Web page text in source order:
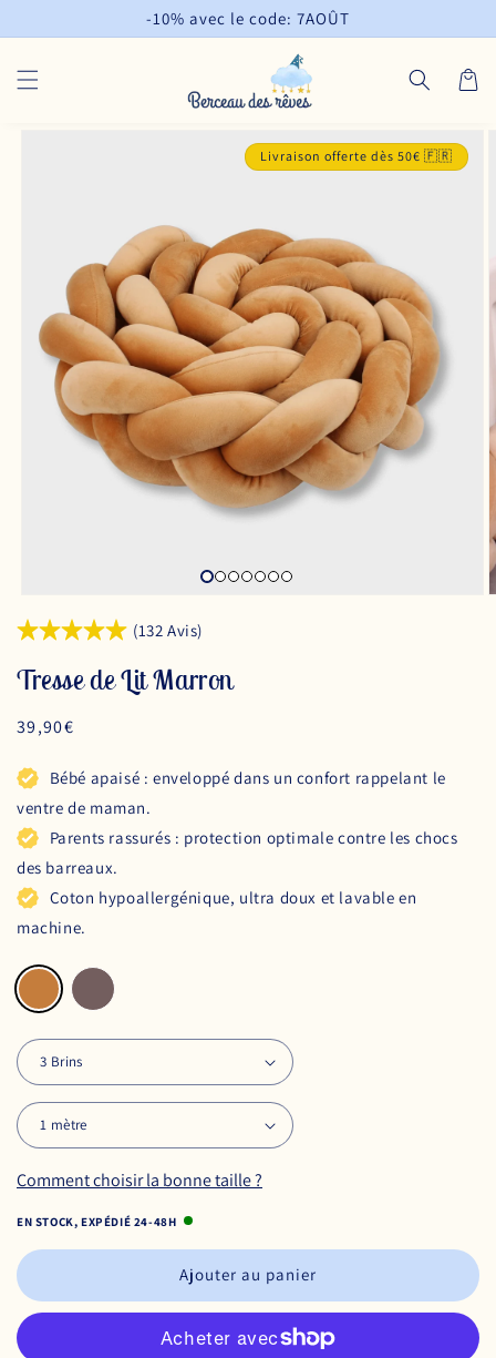
au
-10% avec le code: 7AOÛT
Panier
Livraison offerte dès 50€ 🇫🇷
(132 Avis)
Tresse de Lit Marron
Prix
39,90€
Bébé apaisé : enveloppé dans un confort rappelant le
ventre de maman.
Parents rassurés : protection optimale contre les chocs
des barreaux.
Coton hypoallergénique, ultra doux et lavable en
machine.
Comment choisir la bonne taille ?
EN STOCK, EXPÉDIÉ 24-48H
Ajouter au panier